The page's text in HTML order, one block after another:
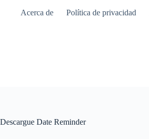
Acerca de Política de privacidad
Descargue Date Reminder